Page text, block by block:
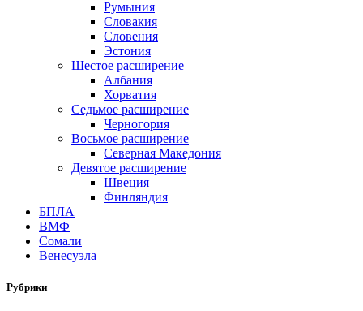
Румыния
Словакия
Словения
Эстония
Шестое расширение
Албания
Хорватия
Седьмое расширение
Черногория
Восьмое расширение
Северная Македония
Девятое расширение
Швеция
Финляндия
БПЛА
ВМФ
Сомали
Венесуэла
Рубрики